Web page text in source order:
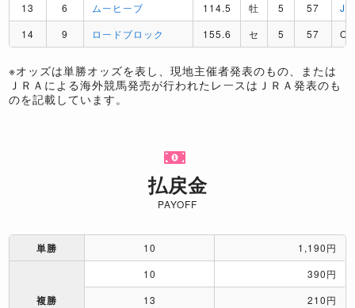
13
6 ムーヒーブ 114.5 牡 5 57
J
14
9 ロードブロック 155.6 セ 5 57 O
※オッズは単勝オッズを表し、現地主催者発表のもの、または
ＪＲＡによる海外競馬発売が行われたレースはＪＲＡ発表のも
のを記載しています。
払戻金
PAYOFF
単勝 10 1,190円
複勝
10
390円
13
210円